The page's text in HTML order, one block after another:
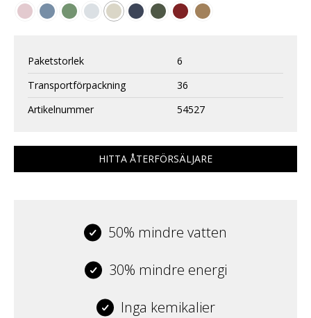
Paketstorlek
6
Transportförpackning
36
Artikelnummer
54527
HITTA ÅTERFÖRSÄLJARE
50% mindre vatten
30% mindre energi
Inga kemikalier